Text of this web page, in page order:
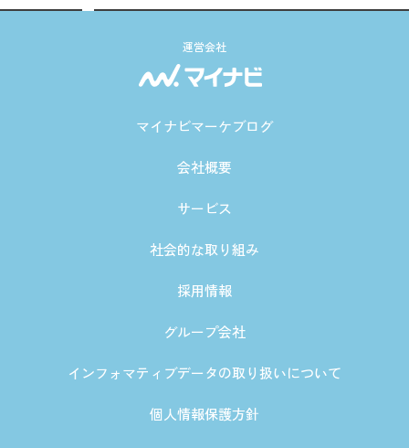
運営会社
マイナビマーケブログ
会社概要
サービス
社会的な取り組み
採用情報
グループ会社
インフォマティブデータの取り扱いについて
個人情報保護方針